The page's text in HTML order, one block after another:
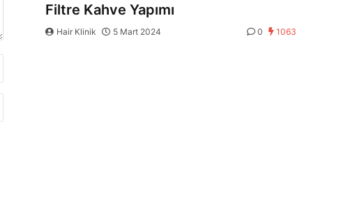
Filtre Kahve Yapımı
Hair Klinik 5 Mart 2024 0 1063